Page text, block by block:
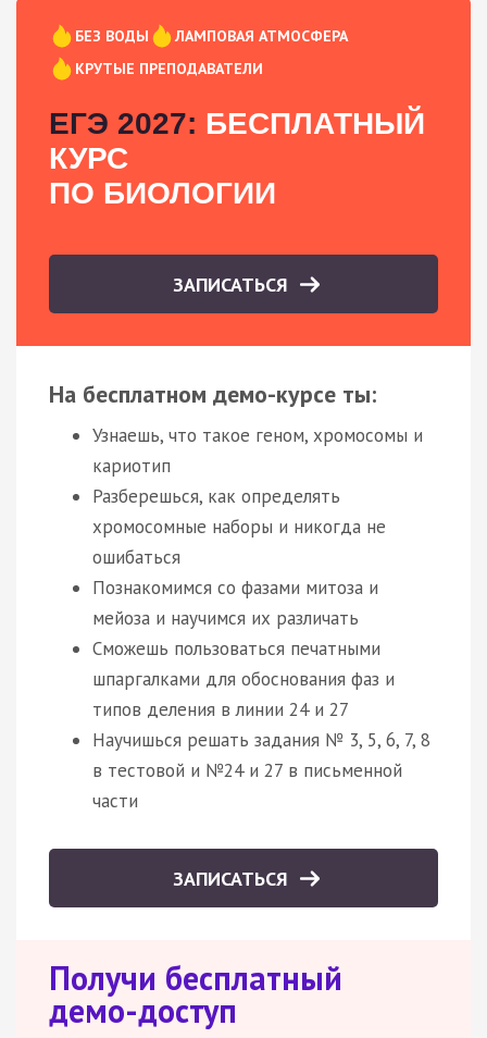
БЕЗ ВОДЫ
ЛАМПОВАЯ АТМОСФЕРА
КРУТЫЕ ПРЕПОДАВАТЕЛИ
ЕГЭ 2027: БЕСПЛАТНЫЙ
КУРС
ПО БИОЛОГИИ
ЗАПИСАТЬСЯ
На бесплатном демо-курсе ты:
Узнаешь, что такое геном, хромосомы и
кариотип
Разберешься, как определять
хромосомные наборы и никогда не
ошибаться
Познакомимся со фазами митоза и
мейоза и научимся их различать
Сможешь пользоваться печатными
шпаргалками для обоснования фаз и
типов деления в линии 24 и 27
Научишься решать задания № 3, 5, 6, 7, 8
в тестовой и №24 и 27 в письменной
части
ЗАПИСАТЬСЯ
Получи бесплатный
демо-доступ